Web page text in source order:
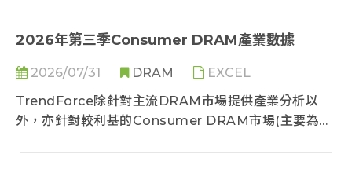
2026年第三季Consumer DRAM產業數據
2026/07/31 DRAM
EXCEL
TrendForce除針對主流DRAM市場提供產業分析以
外，亦針對較利基的Consumer DRAM市場(主要為